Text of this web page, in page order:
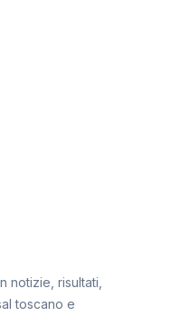
notizie, risultati,
toscano e